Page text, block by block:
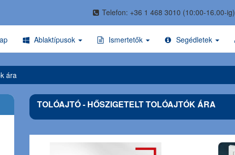
Telefon: +36 1 468 3010 (10:00-16.00-ig)
Ablaktípusok Ismertetők Segédletek
ára
TOLÓAJTÓ - HŐSZIGETELT TOLÓAJTÓK ÁRA